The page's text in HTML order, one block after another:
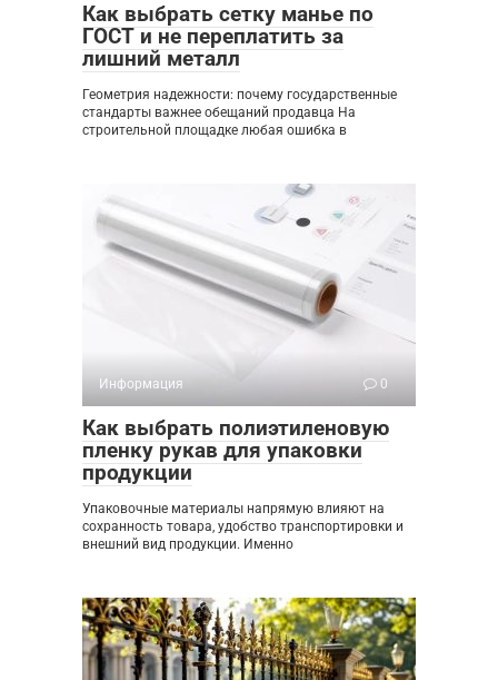
Как выбрать сетку манье по
ГОСТ и не переплатить за
лишний металл
Геометрия надежности: почему государственные
стандарты важнее обещаний продавца На
строительной площадке любая ошибка в
Информация 0
Как выбрать полиэтиленовую
пленку рукав для упаковки
продукции
Упаковочные материалы напрямую влияют на
сохранность товара, удобство транспортировки и
внешний вид продукции. Именно